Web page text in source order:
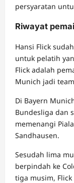
persyaratan
Riwayat
Hansi Flick
untuk pelatih
Flick adalah
Munich jadi
Di Bayern
Bundesliga dan
memenangi
Sandhausen.
Sesudah lima
berpindah ke
tiga musim,